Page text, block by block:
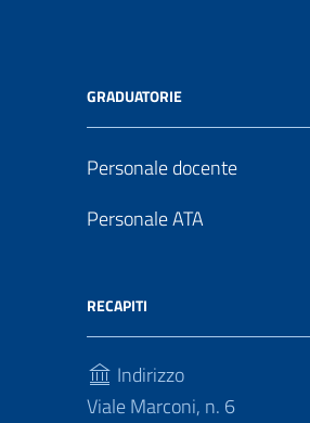
GRADUATORIE
Personale docente
Personale ATA
RECAPITI
Indirizzo
Viale Marconi, n. 6